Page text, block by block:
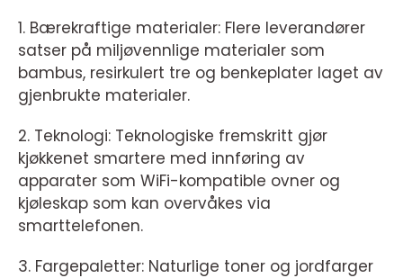
1. Bærekraftige materialer: Flere leverandører
satser på miljøvennlige materialer som
bambus, resirkulert tre og benkeplater laget av
gjenbrukte materialer.
2. Teknologi: Teknologiske fremskritt gjør
kjøkkenet smartere med innføring av
apparater som WiFi-kompatible ovner og
kjøleskap som kan overvåkes via
smarttelefonen.
3. Fargepaletter: Naturlige toner og jordfarger